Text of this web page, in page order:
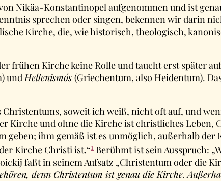
Nikäa-Konstantinopel aufgenommen und ist
sprechen oder singen, bekennen wir darin
Kirche, die, wie historisch, theologisch,
frühen Kirche keine Rolle und taucht erst später
undHellenismós (Griechentum, also Heidentum).
soweit ich weiß, nicht oft auf, und
Kirche und ohne die Kirche ist christliches
ihm gemäß ist es unmöglich, außerhalb
Kirche Christi ist.“1 Berühmt ist sein Ausspruch:
faßt in seinem Aufsatz „Christentum oder die
denn Christentum ist genau die Kirche.